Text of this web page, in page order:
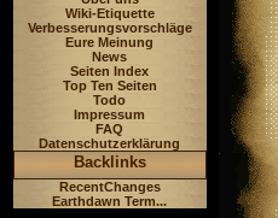
Wiki-Etiquette
Verbesserungsvorschläge
Eure Meinung
News
Seiten Index
Top Ten Seiten
Todo
Impressum
FAQ
Datenschutzerklärung
Backlinks
RecentChanges
Earthdawn Term...